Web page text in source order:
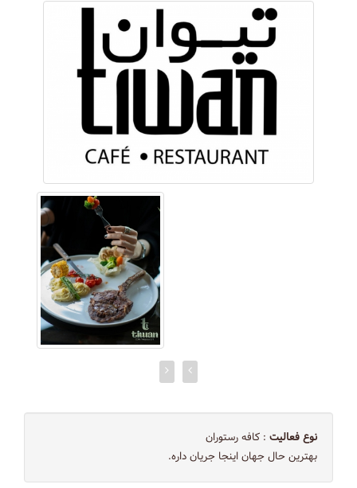
نوع فعالیت : کافه رستوران
بهترین حال جهان اینجا جریان داره.